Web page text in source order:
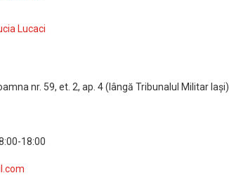
Lucaci
nr. 59, et. 2, ap. 4 (lângă Tribunalul Militar Iaşi).
18:00